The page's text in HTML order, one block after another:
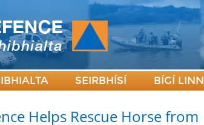
SEIRBHÍSÍ BÍGÍ LINN
Helps Rescue Horse from